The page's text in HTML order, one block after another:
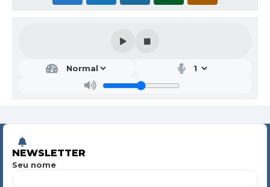
NEWSLETTER
Seu nome